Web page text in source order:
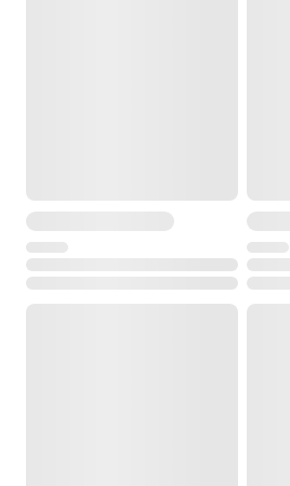
Особенности
Гарантия 2 год